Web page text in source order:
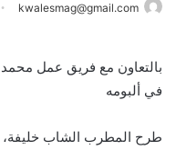
kwalesmag@gmail.com
بالتعاون مع فريق عمل
في ألبومه
طرح المطرب الشاب خليفة،